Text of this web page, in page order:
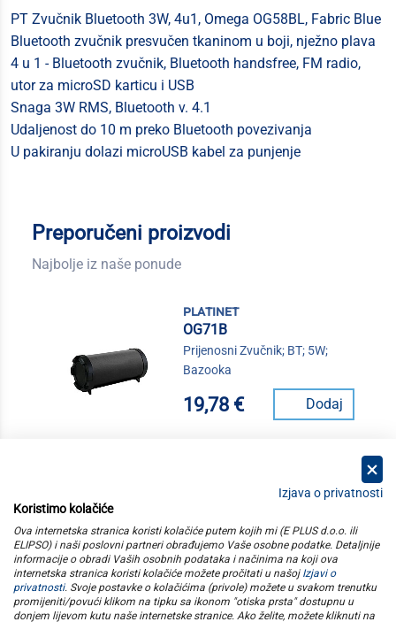
PT Zvučnik Bluetooth 3W, 4u1, Omega OG58BL, Fabric Blue
Bluetooth zvučnik presvučen tkaninom u boji, nježno plava
4 u 1 - Bluetooth zvučnik, Bluetooth handsfree, FM radio,
utor za microSD karticu i USB
Snaga 3W RMS, Bluetooth v. 4.1
Udaljenost do 10 m preko Bluetooth povezivanja
U pakiranju dolazi microUSB kabel za punjenje
Preporučeni proizvodi
Najbolje iz naše ponude
platinet
OG71B
Prijenosni Zvučnik; BT; 5W;
Bazooka
19,78 € Dodaj
kategorije
elipso
informacije
Izjava o privatnosti
Koristimo kolačiće
Ova internetska stranica koristi kolačiće putem kojih mi (E PLUS d.o.o. ili
ELIPSO) i naši poslovni partneri obrađujemo Vaše osobne podatke. Detaljnije
informacije o obradi Vaših osobnih podataka i načinima na koji ova
internetska stranica koristi kolačiće možete pročitati u našoj Izjavi o
privatnosti. Svoje postavke o kolačićima (privole) možete u svakom trenutku
promijeniti/povući klikom na tipku sa ikonom "otiska prsta" dostupnu u
donjem lijevom kutu naše internetske stranice. Ako želite, možete kliknuti na